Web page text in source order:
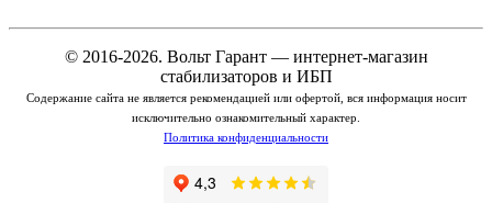
© 2016-2026. Вольт Гарант — интернет-магазин
стабилизаторов и ИБП
Содержание сайта не является рекомендацией или офертой, вся информация носит
исключительно ознакомительный характер.
Политика конфиденциальности